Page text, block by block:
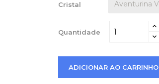
Cristal
Quantidade
ADICIONAR AO CARRINHO